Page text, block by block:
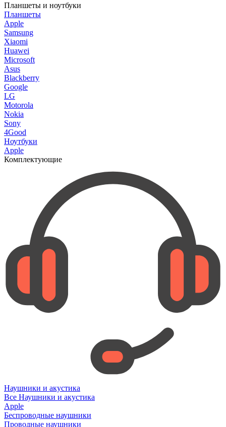
Планшеты и ноутбуки
Планшеты
Apple
Samsung
Xiaomi
Huawei
Microsoft
Asus
Blackberry
Google
LG
Motorola
Nokia
Sony
4Good
Ноутбуки
Apple
Комплектующие
Наушники и акустика
Все Наушники и акустика
Apple
Беспроводные наушники
Проводные наушники